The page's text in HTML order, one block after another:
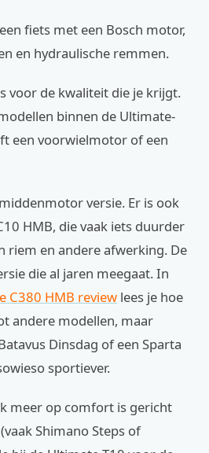
fiets met een Bosch motor,
en hydraulische remmen.
voor de kwaliteit die je krijgt.
binnen de Ultimate-
een voorwielmotor of een
versie. Er is ook
HMB, die vaak iets duurder
riem en andere afwerking. De
die al jaren meegaat. In
C380 HMB review lees je hoe
andere modellen, maar
Dinsdag of een Sparta
sportiever.
meer op comfort is gericht
Shimano Steps of